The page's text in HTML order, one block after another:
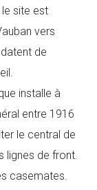
site est
vers
de
installe à
entre 1916
le central de
lignes de front.
casemates.